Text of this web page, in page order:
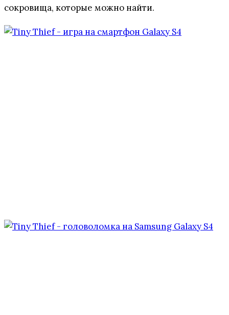
сокровища, которые можно найти.